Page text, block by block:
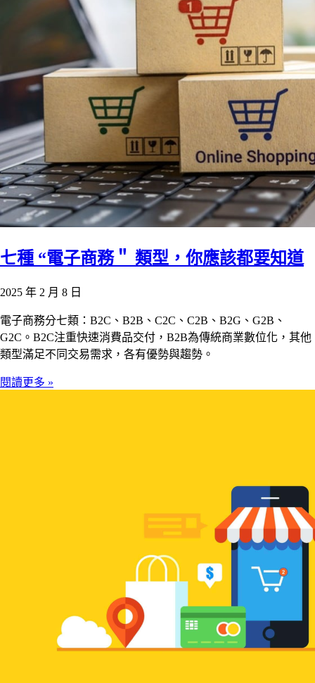
七種 “電子商務＂ 類型，你應該都要知道
2025 年 2 月 8 日
電子商務分七類：B2C、B2B、C2C、C2B、B2G、G2B、
G2C。B2C注重快速消費品交付，B2B為傳統商業數位化，其他
類型滿足不同交易需求，各有優勢與趨勢。
閱讀更多 »